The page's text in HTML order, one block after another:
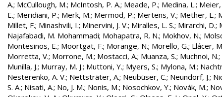
A.; McCullough, M.; McIntosh, P. A.; Meade, P.; Medina, L.; Meier,
E.; Meridiani, P.; Merk, M.; Mermod, P.; Mertens, V.; Mether, L.;
Millet, F.; Minashvili, I.; Minervini, J. V.; Miralles, L. S.; Mirarchi, D.;
Najafabadi, M. Mohammadi; Mohapatra, R. N.; Mokhov, N.;
Montesinos, E.; Moortgat, F.; Morange, N.; Morello, G.; Llácer,
Morretta, V.; Morrone, M.; Mostacci, A.; Muanza, S.; Muchnoi, N.;
Munilla, J.; Murray, M. J.; Muttoni, Y.; Myers, S.; Mylona, M.;
Nesterenko, A. V.; Nettsträter, A.; Neubüser, C.; Neundorf, J.;
S. A.; Nisati, A.; No, J. M.; Nonis, M.; Nosochkov, Y.; Novák, M.;